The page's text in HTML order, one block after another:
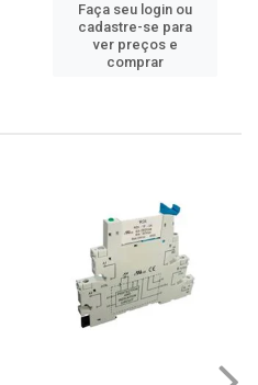
Faça seu login ou
cadastre-se para
ver preços e
comprar